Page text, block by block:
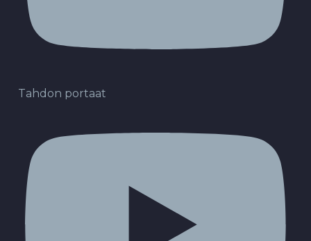
Tahdon portaat